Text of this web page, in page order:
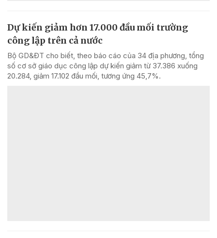
Dự kiến giảm hơn 17.000 đầu mối trường
công lập trên cả nước
Bộ GD&ĐT cho biết, theo báo cáo của 34 địa phương, tổng
số cơ sở giáo dục công lập dự kiến giảm từ 37.386 xuống
20.284, giảm 17.102 đầu mối, tương ứng 45,7%.